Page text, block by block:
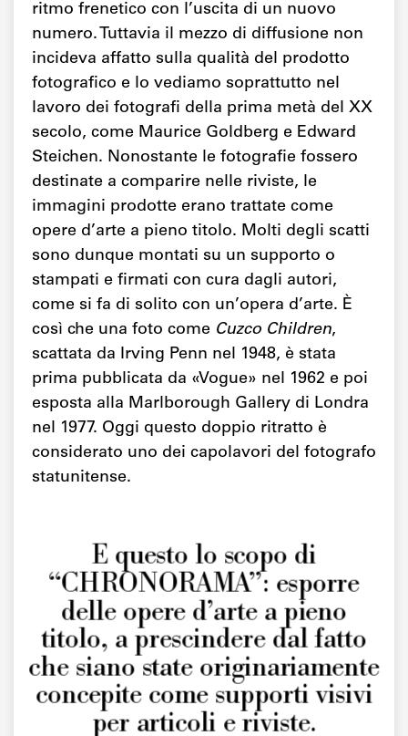
ritmo frenetico con l’uscita di un nuovo
numero. Tuttavia il mezzo di diffusione non
incideva affatto sulla qualità del prodotto
fotografico e lo vediamo soprattutto nel
lavoro dei fotografi della prima metà del XX
secolo, come Maurice Goldberg e Edward
Steichen. Nonostante le fotografie fossero
destinate a comparire nelle riviste, le
immagini prodotte erano trattate come
opere d’arte a pieno titolo. Molti degli scatti
sono dunque montati su un supporto o
stampati e firmati con cura dagli autori,
come si fa di solito con un’opera d’arte. È
così che una foto come Cuzco Children,
scattata da Irving Penn nel 1948, è stata
prima pubblicata da «Vogue» nel 1962 e poi
esposta alla Marlborough Gallery di Londra
nel 1977. Oggi questo doppio ritratto è
considerato uno dei capolavori del fotografo
statunitense.
È questo lo scopo di
“CHRONORAMA”: esporre
delle opere d’arte a pieno
titolo, a prescindere dal fatto
che siano state originariamente
concepite come supporti visivi
per articoli e riviste.